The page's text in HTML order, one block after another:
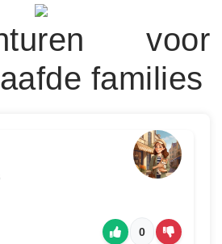
voor
families
0